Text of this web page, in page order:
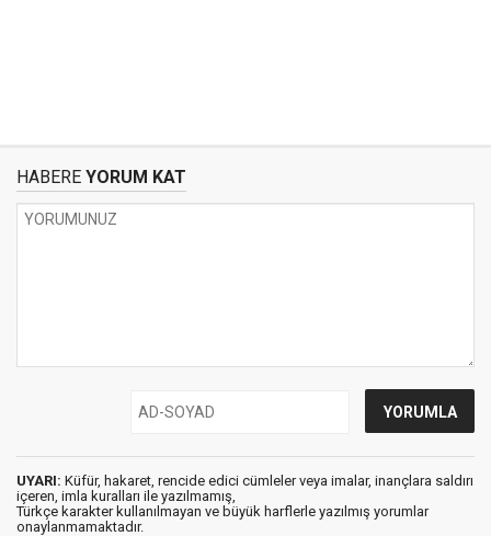
HABERE YORUM KAT
UYARI: Küfür, hakaret, rencide edici cümleler veya imalar, inançlara saldırı
içeren, imla kuralları ile yazılmamış,
Türkçe karakter kullanılmayan ve büyük harflerle yazılmış yorumlar
onaylanmamaktadır.